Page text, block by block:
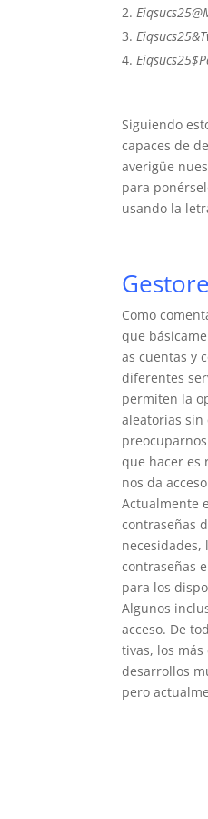
Siguiendo
capaces de
averigüe
para
usando la
Como
que
as cuentas y
diferentes
permiten la
aleatorias sin
que hacer es
nos da
Actualmente
contraseñas
necesidades,
contraseñas
para los
Algunos
acceso. De
tivas, los más
desarrollos
pero